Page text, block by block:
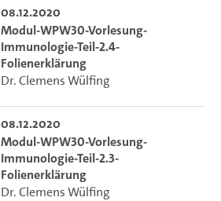
08.12.2020
Modul-WPW30-Vorlesung-
Immunologie-Teil-2.4-
Folienerklärung
Dr. Clemens Wülfing
08.12.2020
Modul-WPW30-Vorlesung-
Immunologie-Teil-2.3-
Folienerklärung
Dr. Clemens Wülfing